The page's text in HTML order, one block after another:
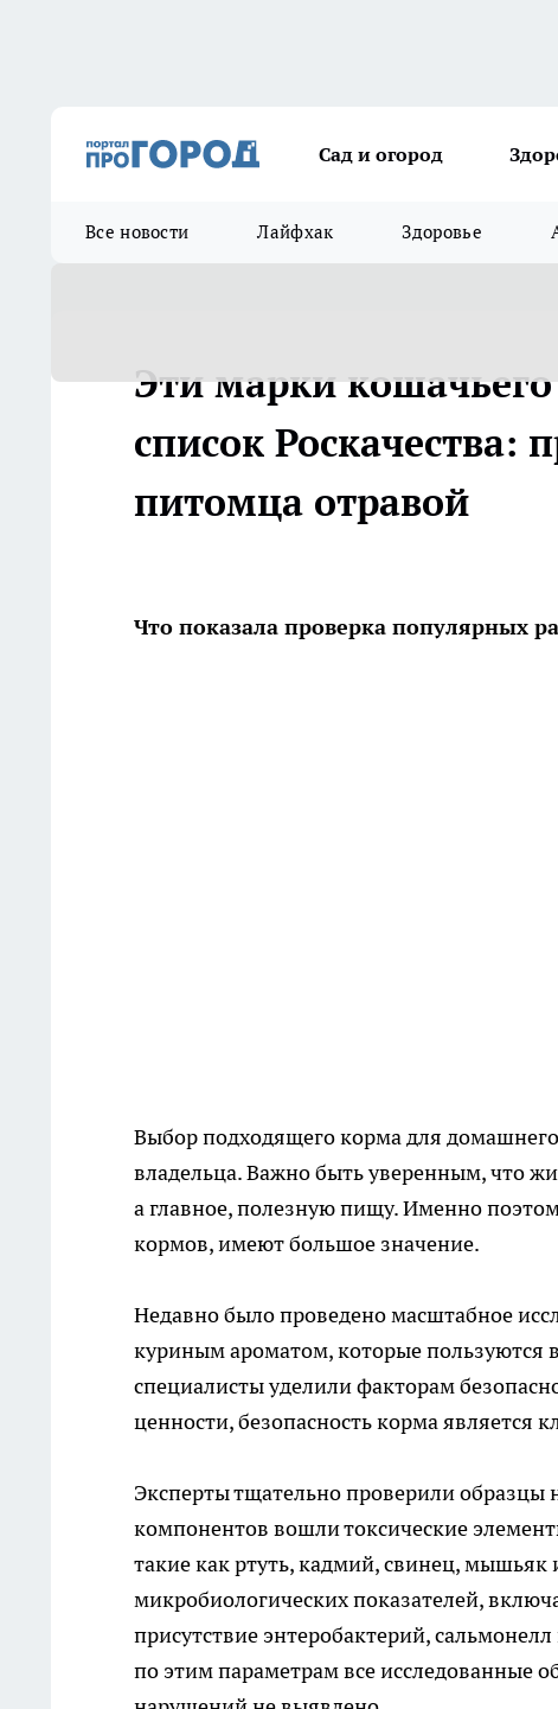
Сад и огород
Все новости Лайфхак Здоровье
Эти марки
список Роскачества:
питомца отравой
Что показала проверка популярных
Выбор подходящего корма для
владельца. Важно быть уверенным, что
а главное, полезную пищу. Именно
кормов, имеют большое значение.
Недавно было проведено масштабное
куриным ароматом, которые пользуются
специалисты уделили факторам
ценности, безопасность корма
Эксперты тщательно проверили образцы
компонентов вошли токсические
такие как ртуть, кадмий, свинец,
микробиологических показателей,
присутствие энтеробактерий,
по этим параметрам все исследованные